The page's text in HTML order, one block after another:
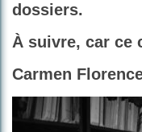
dossiers.
À suivre, car ce
Carmen